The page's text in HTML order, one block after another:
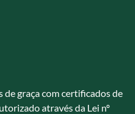
graça com certificados de
através da Lei nº